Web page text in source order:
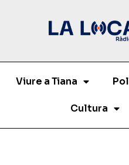
Viure a Tiana
Cultura